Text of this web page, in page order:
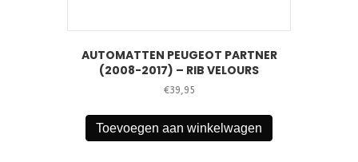
AUTOMATTEN PEUGEOT PARTNER
(2008-2017) – RIB VELOURS
€39,95
Toevoegen aan winkelwagen